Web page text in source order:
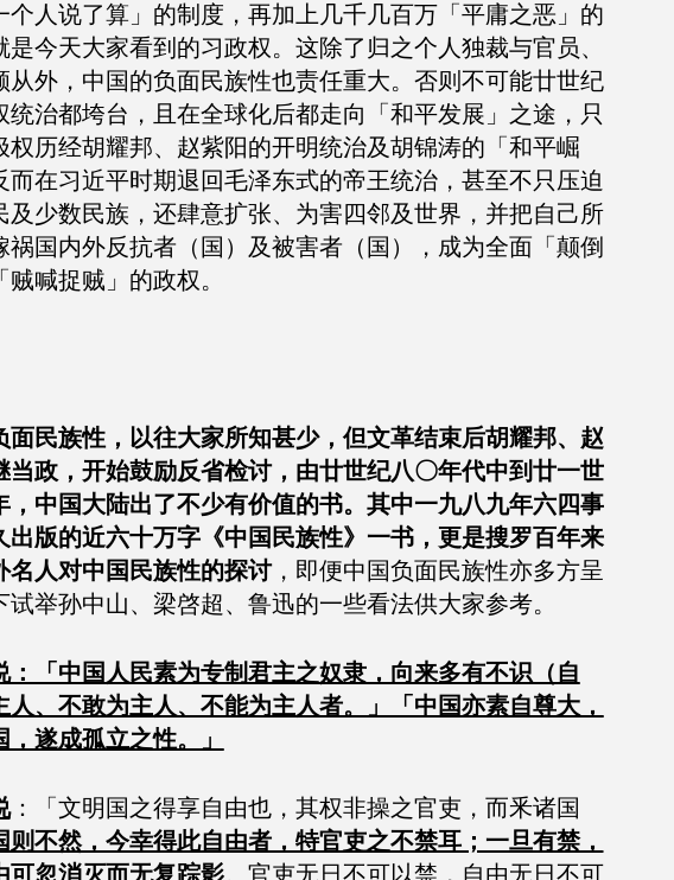
个人说了算」的制度，再加上几千几百万「平庸之恶」的
是今天大家看到的习政权。这除了归之个人独裁与官员、
从外，中国的负面民族性也责任重大。否则不可能廿世纪
统治都垮台，且在全球化后都走向「和平发展」之途，只
权历经胡耀邦、赵紫阳的开明统治及胡锦涛的「和平崛
而在习近平时期退回毛泽东式的帝王统治，甚至不只压迫
及少数民族，还肆意扩张、为害四邻及世界，并把自己所
祸国内外反抗者（国）及被害者（国），成为全面「颠倒
贼喊捉贼」的政权。
面民族性，以往大家所知甚少，但文革结束后胡耀邦、赵
当政，开始鼓励反省检讨，由廿世纪八〇年代中到廿一世
，中国大陆出了不少有价值的书。其中一九八九年六四事
出版的近六十万字《中国民族性》一书，更是搜罗百年来
名人对中国民族性的探讨，即便中国负面民族性亦多方呈
试举孙中山、梁啓超、鲁迅的一些看法供大家参考。
：「中国人民素为专制君主之奴隶，向来多有不识（自
人、不敢为主人、不能为主人者。」「中国亦素自尊大，
，遂成孤立之性。」
：「文明国之得享自由也，其权非操之官吏，而釆诸国
则不然，今幸得此自由者，特官吏之不禁耳；一旦有禁，
可忽消灭而无复踪影。官吏无日不可以禁，自由无日不可